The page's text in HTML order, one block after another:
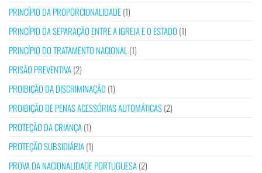
PRINCÍPIO DA PROPORCIONALIDADE(1)
PRINCÍPIO DA SEPARAÇÃO ENTRE A IGREJA E O ESTADO (1)
PRINCÍPIO DO TRATAMENTO NACIONAL (1)
PRISÃO PREVENTIVA(2)
PROIBIÇÃO DA DISCRIMINAÇÃO (1)
PROIBIÇÃO DE PENAS ACESSÓRIAS AUTOMÁTICAS(2)
PROTEÇÃO DA CRIANÇA(1)
PROTEÇÃO SUBSIDIÁRIA(1)
PROVA DA NACIONALIDADE PORTUGUESA(2)